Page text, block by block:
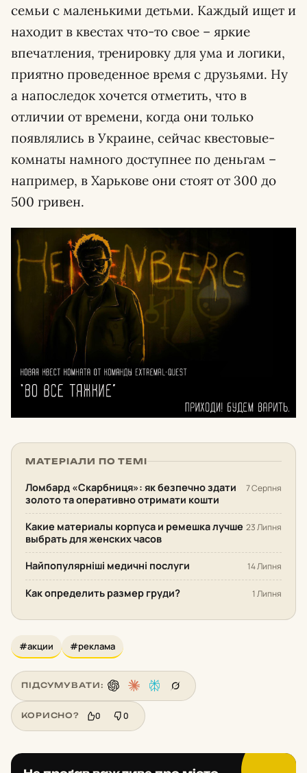
семьи с маленькими детьми. Каждый ищет и
находит в квестах что-то свое – яркие
впечатления, тренировку для ума и логики,
приятно проведенное время с друзьями. Ну
а напоследок хочется отметить, что в
отличии от времени, когда они только
появлялись в Украине, сейчас квестовые-
комнаты намного доступнее по деньгам –
например, в Харькове они стоят от 300 до
500 гривен.
МАТЕРІАЛИ ПО ТЕМІ
Ломбард «Скарбниця»: як безпечно здати
золото та оперативно отримати кошти
7 Серпня
Какие материалы корпуса и ремешка лучше
выбрать для женских часов
23 Липня
Найпопулярніші медичні послуги 14 Липня
Как определить размер груди? 1 Липня
#акции #реклама
ПІДСУМУВАТИ:
КОРИСНО? 0 0